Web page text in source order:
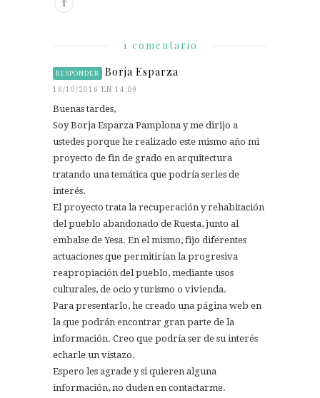
1 comentario
RESPONDER Borja Esparza
16/10/2016 EN 14:09
Buenas tardes,
Soy Borja Esparza Pamplona y me dirijo a
ustedes porque he realizado este mismo año mi
proyecto de fin de grado en arquitectura
tratando una temática que podría serles de
interés.
El proyecto trata la recuperación y rehabitación
del pueblo abandonado de Ruesta, junto al
embalse de Yesa. En el mismo, fijo diferentes
actuaciones que permitirían la progresiva
reapropiación del pueblo, mediante usos
culturales, de ocio y turismo o vivienda.
Para presentarlo, he creado una página web en
la que podrán encontrar gran parte de la
información. Creo que podría ser de su interés
echarle un vistazo.
Espero les agrade y si quieren alguna
información, no duden en contactarme.